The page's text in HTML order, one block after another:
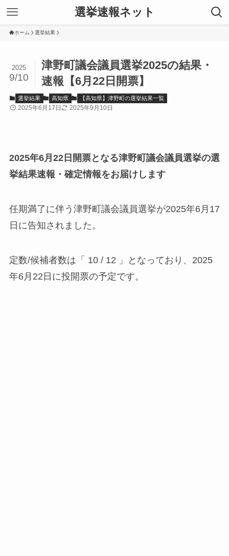
選挙速報ネット
ホーム 選挙結果
津野町議会議員選挙2025の結果・
速報【6月22日開票】
2025
9/10
選挙結果 高知県 【高知県】津野町の選挙結果一覧
2025年6月17日 2025年9月10日
2025年6月22日開票となる津野町議会議員選挙の選
挙結果速報・確定情報をお届けします
任期満了に伴う津野町議会議員選挙が2025年6月17
日に告知されました。
定数/候補者数は「 10 / 12 」となっており、2025
年6月22日に投開票の予定です。